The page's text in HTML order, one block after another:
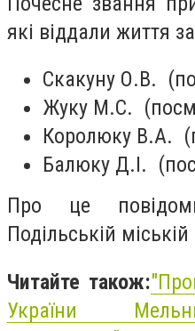
які віддали життя
Скакуну О.В.
Жуку М.С.
Королюку В.А.
Балюку Д.І.
Про це
Подільській міській
Читайте також:
України